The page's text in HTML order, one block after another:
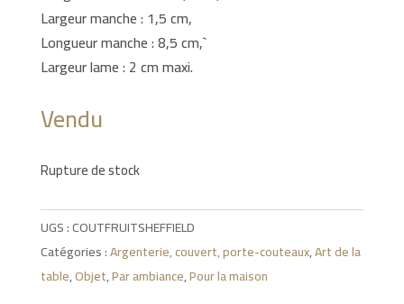
Largeur manche : 1,5 cm,
Longueur manche : 8,5 cm,`
Largeur lame : 2 cm maxi.
Vendu
Rupture de stock
UGS :COUTFRUITSHEFFIELD
Catégories :Argenterie, couvert, porte-couteaux,Art de la
table,Objet,Par ambiance,Pour la maison